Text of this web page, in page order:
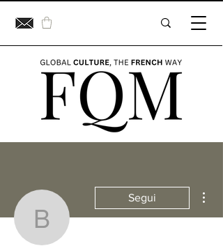
byrnekathya
Segui